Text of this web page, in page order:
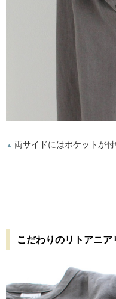
▲ 両サイドにはポケットが付
こだわりのリトアニア